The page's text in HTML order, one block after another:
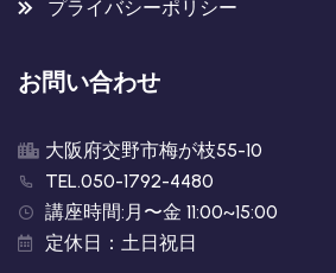
プライバシーポリシー
お問い合わせ
大阪府交野市梅が枝55-10
TEL.050-1792-4480
講座時間:月〜金 11:00~15:00
定休日：土日祝日